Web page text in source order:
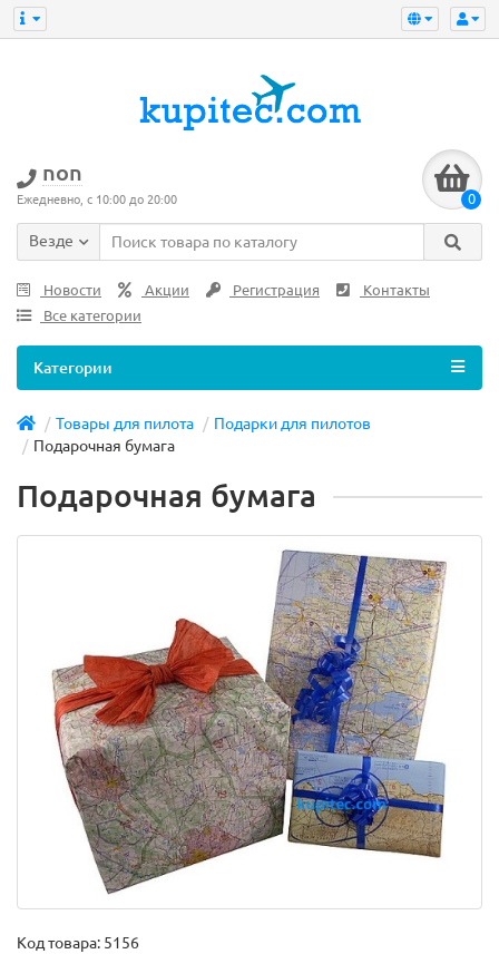
non
Ежедневно, с 10:00 до 20:00 0
Везде
Новости Акции Регистрация
Контакты
Все категории
Категории
Товары для пилота
Подарки для пилотов
Подарочная бумага
Подарочная бумага
Код товара: 5156